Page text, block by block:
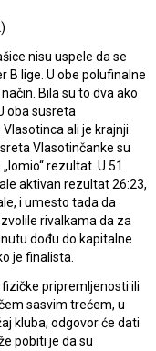
nisu uspele da se
B lige. U obe polufinalne
Bila su to dva ako
oba susreta
ali je krajnji
Vlasotinčanke su
rezultat. U 51.
aktivan rezultat 26:23,
i umesto tada da
rivalkama da za
dođu do kapitalne
je finalista.
pripremljenosti ili
sasvim trećem, u
kluba, odgovor će dati
pobiti je da su